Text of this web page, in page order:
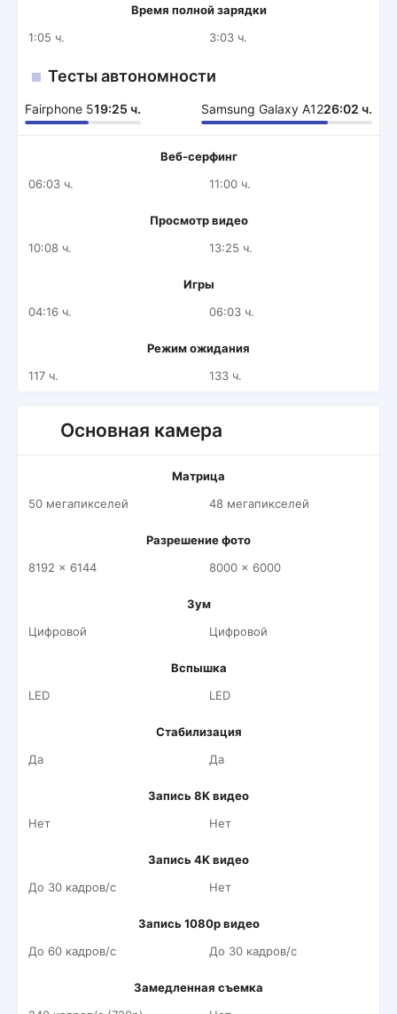
Время полной зарядки
1:05 ч.
3:03 ч.
Тесты автономности
Fairphone 519:25 ч. Samsung Galaxy A1226:02 ч.
Веб-серфинг
06:03 ч.
11:00 ч.
Просмотр видео
10:08 ч.
13:25 ч.
Игры
04:16 ч.
06:03 ч.
Режим ожидания
117 ч.
133 ч.
Основная камера
Матрица
50 мегапикселей
48 мегапикселей
Разрешение фото
8192 x 6144
8000 x 6000
Зум
Цифровой
Цифровой
Вспышка
LED
LED
Стабилизация
Да
Да
Запись 8K видео
Нет
Нет
Запись 4K видео
До 30 кадров/c
Нет
Запись 1080p видео
До 60 кадров/c
До 30 кадров/c
Замедленная съемка